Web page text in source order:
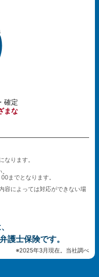
確定
まな
なります。
までとなります。
容によっては対応ができない場
護士保険です。
※2025年3月現在。当社調べ